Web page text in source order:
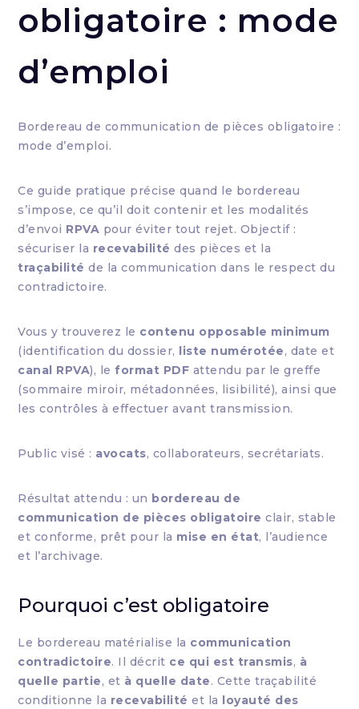
obligatoire : mode
d’emploi
Bordereau de communication de pièces obligatoire :
mode d’emploi.
Ce guide pratique précise quand le bordereau
s’impose, ce qu’il doit contenir et les modalités
d’envoi RPVA pour éviter tout rejet. Objectif :
sécuriser la recevabilité des pièces et la
traçabilité de la communication dans le respect du
contradictoire.
Vous y trouverez le contenu opposable minimum
(identification du dossier, liste numérotée, date et
canal RPVA), le format PDF attendu par le greffe
(sommaire miroir, métadonnées, lisibilité), ainsi que
les contrôles à effectuer avant transmission.
Public visé : avocats, collaborateurs, secrétariats.
Résultat attendu : un bordereau de
communication de pièces obligatoire clair, stable
et conforme, prêt pour la mise en état, l’audience
et l’archivage.
Pourquoi c’est obligatoire
Le bordereau matérialise la communication
contradictoire. Il décrit ce qui est transmis, à
quelle partie, et à quelle date. Cette traçabilité
conditionne la recevabilité et la loyauté des